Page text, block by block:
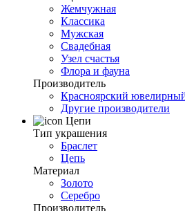
Жемчужная
Классика
Мужская
Свадебная
Узел счастья
Флора и фауна
Производитель
Красноярский
Другие производители
Цепи
Тип украшения
Браслет
Цепь
Материал
Золото
Серебро
Производитель